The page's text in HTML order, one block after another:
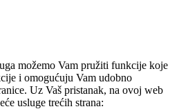
možemo Vam pružiti funkcije koje
i omogućuju Vam udobno
Uz Vaš pristanak, na ovoj web
usluge trećih strana: